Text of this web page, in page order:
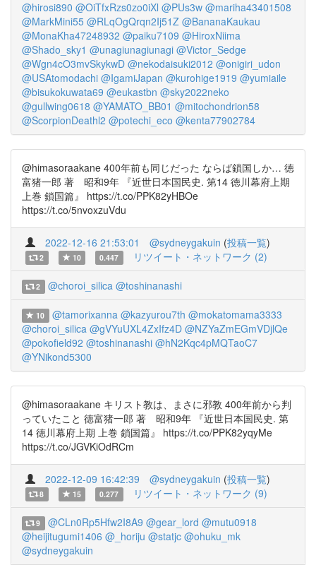
@hirosi890 @OiTfxRzs0zo0iXl @PUs3w @mariha43401508
@MarkMini55 @RLqOgQrqn2Ij51Z @BananaKaukau
@MonaKha47248932 @paiku7109 @HiroxNiima
@Shado_sky1 @unagiunagiunagi @Victor_Sedge
@Wgn4cO3mvSkykwD @nekodaisuki2012 @onigiri_udon
@USAtomodachi @IgamiJapan @kurohige1919 @yumiaile
@bisukokuwata69 @eukastbn @sky2022neko
@gullwing0618 @YAMATO_BB01 @mitochondrion58
@ScorpionDeathl2 @potechi_eco @kenta77902784
@himasoraakane 400年前も同じだった ならば鎖国しか… 徳
富猪一郎 著 昭和9年 『近世日本国民史. 第14 徳川幕府上期
上巻 鎖国篇』 https://t.co/PPK82yHBOe
https://t.co/5nvoxzuVdu
2022-12-16 21:53:01 @sydneygakuin (投稿一覧)
2 10 0.447 リツイート・ネットワーク (2)
2 @choroi_silica @toshinanashi
10 @tamorixanna @kazyurou7th @mokatomama3333
@choroi_silica @gVYuUXL4ZxIfz4D @NZYaZmEGmVDjlQe
@pokofield92 @toshinanashi @hN2Kqc4pMQTaoC7
@YNikond5300
@himasoraakane キリスト教は、まさに邪教 400年前から判
っていたこと 徳富猪一郎 著 昭和9年 『近世日本国民史. 第
14 徳川幕府上期 上巻 鎖国篇』 https://t.co/PPK82yqyMe
https://t.co/JGVKiOdRCm
2022-12-09 16:42:39 @sydneygakuin (投稿一覧)
8 15 0.277 リツイート・ネットワーク (9)
9 @CLn0Rp5Hfw2I8A9 @gear_lord @mutu0918
@heijitugumi1406 @_horiju @statjc @ohuku_mk
@sydneygakuin